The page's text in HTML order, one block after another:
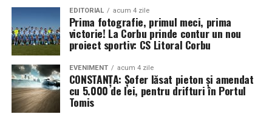
EDITORIAL acum 4 zile
Prima fotografie, primul meci, prima
victorie! La Corbu prinde contur un nou
proiect sportiv: CS Litoral Corbu
EVENIMENT acum 4 zile
CONSTANȚA: Șofer lăsat pieton și amendat
cu 5.000 de lei, pentru drifturi în Portul
Tomis